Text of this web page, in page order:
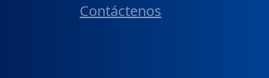
Contáctenos